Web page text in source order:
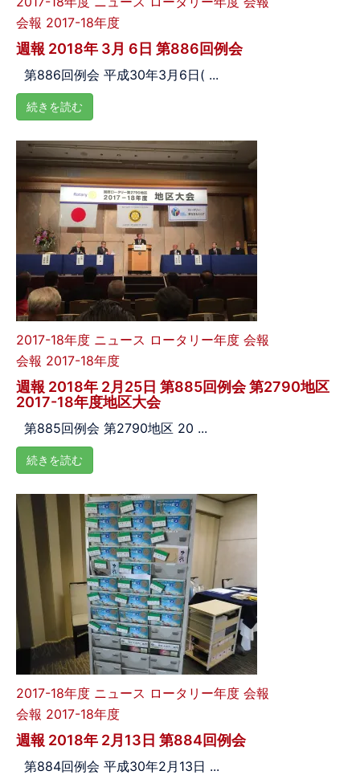
会報 2017-18年度
週報 2018年 3月 6日 第886回例会
第886回例会 平成30年3月6日( ...
続きを読む
2017-18年度 ニュース ロータリー年度 会報
会報 2017-18年度
週報 2018年 2月25日 第885回例会 第2790地区
2017-18年度地区大会
第885回例会 第2790地区 20 ...
続きを読む
2017-18年度 ニュース ロータリー年度 会報
会報 2017-18年度
週報 2018年 2月13日 第884回例会
第884回例会 平成30年2月13日 ...